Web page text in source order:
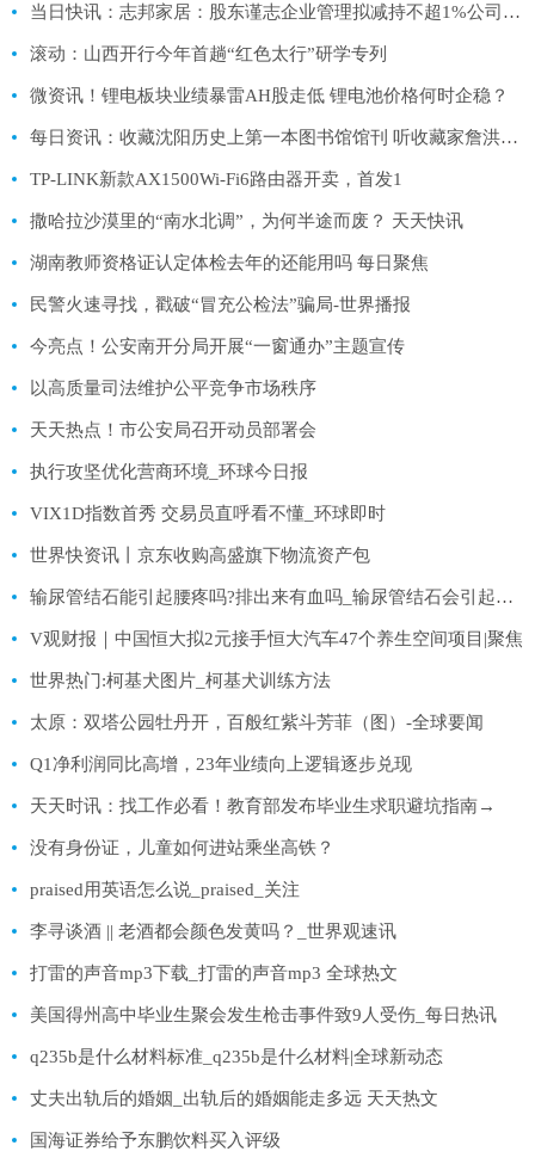
当日快讯：志邦家居：股东谨志企业管理拟减持不超1%公司股份
滚动：山西开行今年首趟“红色太行”研学专列
微资讯！锂电板块业绩暴雷AH股走低 锂电池价格何时企稳？
每日资讯：收藏沈阳历史上第一本图书馆馆刊 听收藏家詹洪阁讲述图书的故事
TP-LINK新款AX1500Wi-Fi6路由器开卖，首发1
撒哈拉沙漠里的“南水北调”，为何半途而废？ 天天快讯
湖南教师资格证认定体检去年的还能用吗 每日聚焦
民警火速寻找，戳破“冒充公检法”骗局-世界播报
今亮点！公安南开分局开展“一窗通办”主题宣传
以高质量司法维护公平竞争市场秩序
天天热点！市公安局召开动员部署会
执行攻坚优化营商环境_环球今日报
VIX1D指数首秀 交易员直呼看不懂_环球即时
世界快资讯丨京东收购高盛旗下物流资产包
输尿管结石能引起腰疼吗?排出来有血吗_输尿管结石会引起腰疼吗
V观财报｜中国恒大拟2元接手恒大汽车47个养生空间项目|聚焦
世界热门:柯基犬图片_柯基犬训练方法
太原：双塔公园牡丹开，百般红紫斗芳菲（图）-全球要闻
Q1净利润同比高增，23年业绩向上逻辑逐步兑现
天天时讯：找工作必看！教育部发布毕业生求职避坑指南→
没有身份证，儿童如何进站乘坐高铁？
praised用英语怎么说_praised_关注
李寻谈酒 || 老酒都会颜色发黄吗？_世界观速讯
打雷的声音mp3下载_打雷的声音mp3 全球热文
美国得州高中毕业生聚会发生枪击事件致9人受伤_每日热讯
q235b是什么材料标准_q235b是什么材料|全球新动态
丈夫出轨后的婚姻_出轨后的婚姻能走多远 天天热文
国海证券给予东鹏饮料买入评级